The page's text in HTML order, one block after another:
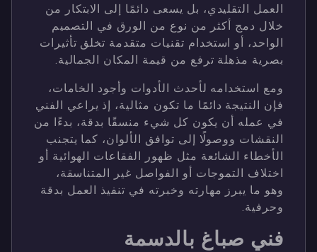
العمل التقليدي، بل يسعى دائمًا إلى الابتكار من
خلال دمج أكثر من نوع من الورق في التصميم
الواحد، أو استخدام تقنيات متقدمة تخلق تأثيرات
بصرية مذهلة ترفع من قيمة المكان الجمالية.
ومع استخدامه لأحدث الأدوات وأجود الخامات،
فإن النتيجة دائمًا ما تكون مثالية، إذ يراعي الفني
في عمله أن يكون كل شيء منسقًا بدقة، بدءًا من
النقشات ووصولًا إلى توافق الألوان، كما يتجنب
الأخطاء الشائعة مثل ظهور الفقاعات الهوائية أو
اختلاف التموجات أو الفواصل غير المتناسقة،
وهو ما يبرز مهارته وخبرته في تنفيذ العمل بدقة
وحرفية.
فني صباغ بالدسمة